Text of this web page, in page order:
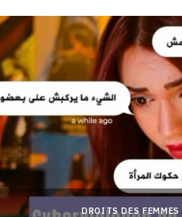
DROITS DES FEMMES